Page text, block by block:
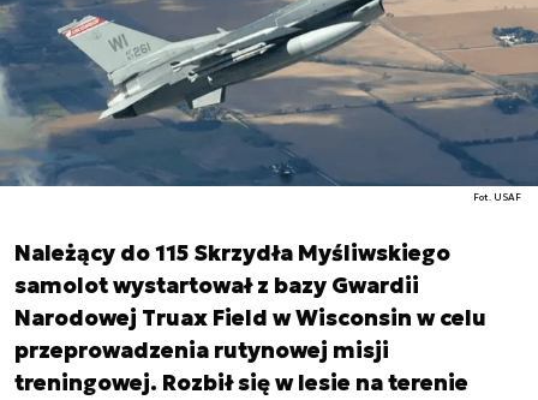
Fot. USAF
Należący do 115 Skrzydła Myśliwskiego
samolot wystartował z bazy Gwardii
Narodowej Truax Field w Wisconsin w celu
przeprowadzenia rutynowej misji
treningowej. Rozbił się w lesie na terenie